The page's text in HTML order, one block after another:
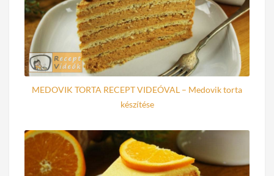
MEDOVIK TORTA RECEPT VIDEÓVAL – Medovik torta
készítése